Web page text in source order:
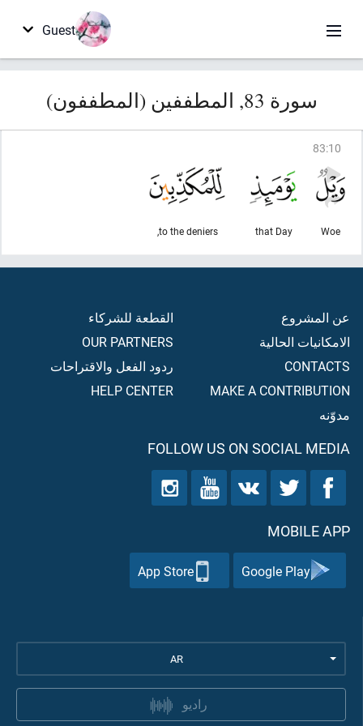
Guest
سورة 83, المطففين (المطففون)
83:10
Woe
that Day
to the deniers,
عن المشروع
الامكانيات الحالية
CONTACTS
MAKE A CONTRIBUTION
مدوّنه
القطعة للشركاء
OUR PARTNERS
ردود الفعل والاقتراحات
HELP CENTER
FOLLOW US ON SOCIAL MEDIA
MOBILE APP
Google Play
App Store
AR
راديو